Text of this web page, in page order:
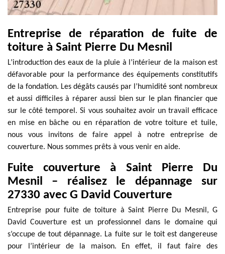
Entreprise de réparation de fuite de
toiture à Saint Pierre Du Mesnil
L’introduction des eaux de la pluie à l’intérieur de la maison est
défavorable pour la performance des équipements constitutifs
de la fondation. Les dégâts causés par l’humidité sont nombreux
et aussi difficiles à réparer aussi bien sur le plan financier que
sur le côté temporel. Si vous souhaitez avoir un travail efficace
en mise en bâche ou en réparation de votre toiture et tuile,
nous vous invitons de faire appel à notre entreprise de
couverture. Nous sommes prêts à vous venir en aide.
Fuite couverture à Saint Pierre Du
Mesnil – réalisez le dépannage sur
27330 avec G David Couverture
Entreprise pour fuite de toiture à Saint Pierre Du Mesnil, G
David Couverture est un professionnel dans le domaine qui
s’occupe de tout dépannage. La fuite sur le toit est dangereuse
pour l’intérieur de la maison. En effet, il faut faire des